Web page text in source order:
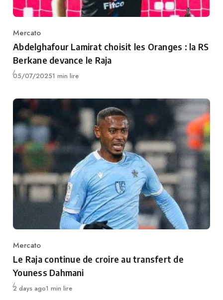
Category
Mercato
Abdelghafour Lamirat choisit les Oranges : la RS
Berkane devance le Raja
Publié
05/07/20251 min lire
Category
Mercato
Le Raja continue de croire au transfert de
Youness Dahmani
Publié
2 days ago1 min lire